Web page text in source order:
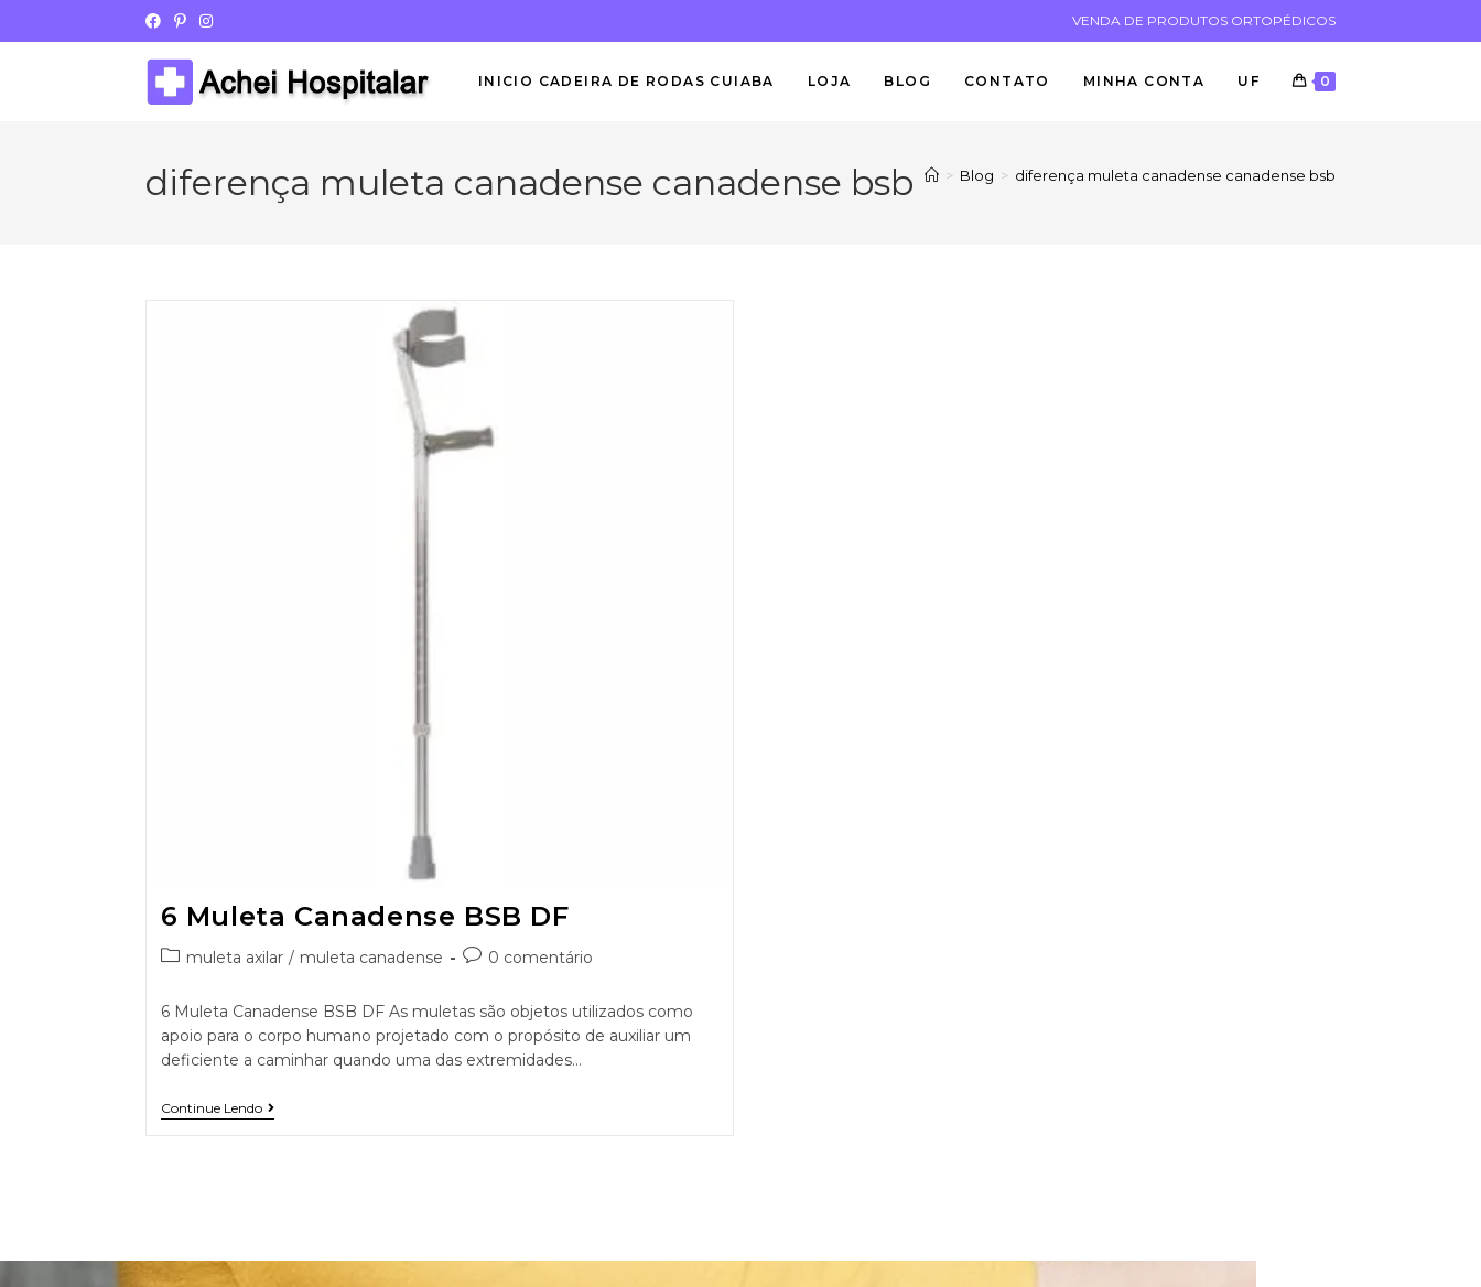
VENDA DE PRODUTOS ORTOPÉDICOS
INICIO CADEIRA DE RODAS CUIABA LOJA BLOG CONTATO MINHA CONTA UF 0
diferença muleta canadense canadense bsb > Blog > diferença muleta canadense canadense bsb
6 Muleta Canadense BSB DF
muleta axilar / muleta canadense 0 comentário
6 Muleta Canadense BSB DF As muletas são objetos utilizados como
apoio para o corpo humano projetado com o propósito de auxiliar um
deficiente a caminhar quando uma das extremidades…
Continue Lendo